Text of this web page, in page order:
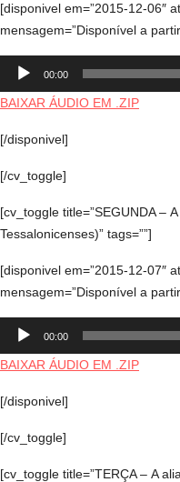
[disponivel em=”2015-12-06″
mensagem=”Disponível a
Tocador
áudio
00:00
BAIXAR ÁUDIO EM .ZIP
[/disponivel]
[/cv_toggle]
[cv_toggle title=”SEGUNDA –
Tessalonicenses)” tags=””]
[disponivel em=”2015-12-07″
mensagem=”Disponível a
Tocador
áudio
00:00
BAIXAR ÁUDIO EM .ZIP
[/disponivel]
[/cv_toggle]
[cv_toggle title=”TERÇA – A